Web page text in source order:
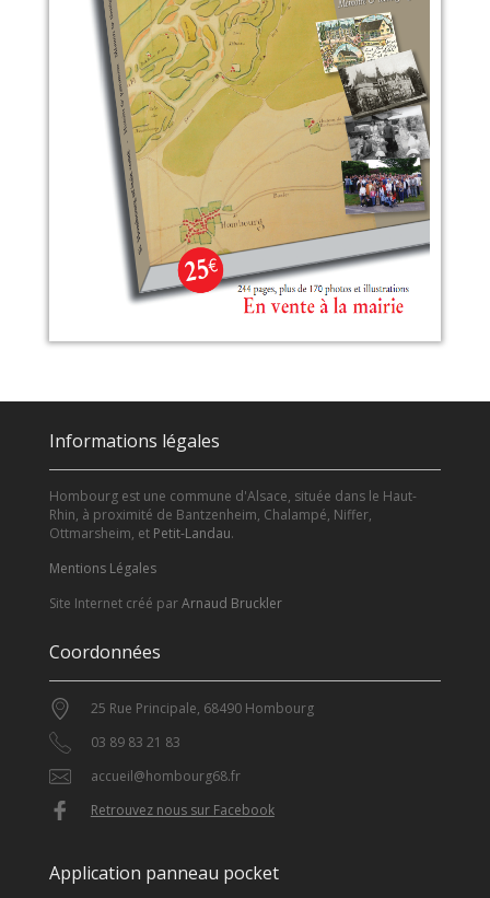
Informations légales
Hombourg est une commune d'Alsace, située dans le Haut-
Rhin, à proximité de Bantzenheim, Chalampé, Niffer,
Ottmarsheim, et Petit-Landau.
Mentions Légales
Site Internet créé parArnaud Bruckler
Coordonnées
25 Rue Principale, 68490 Hombourg
03 89 83 21 83
accueil@hombourg68.fr
Retrouvez nous sur Facebook
Application panneau pocket